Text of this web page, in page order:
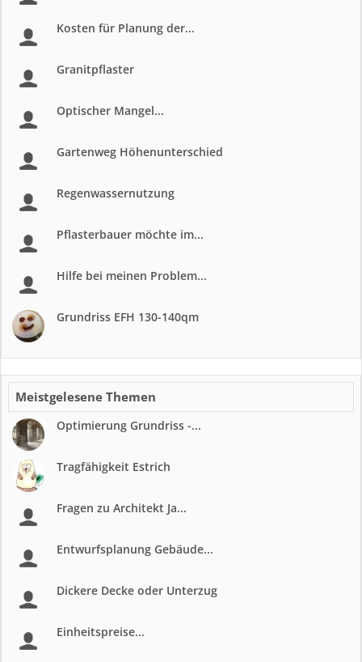
Kosten für Planung der...
Granitpflaster
Optischer Mangel...
Gartenweg Höhenunterschied
Regenwassernutzung
Pflasterbauer möchte im...
Hilfe bei meinen Problem...
Grundriss EFH 130-140qm
Meistgelesene Themen
Optimierung Grundriss -...
Tragfähigkeit Estrich
Fragen zu Architekt Ja...
Entwurfsplanung Gebäude...
Dickere Decke oder Unterzug
Einheitspreise...